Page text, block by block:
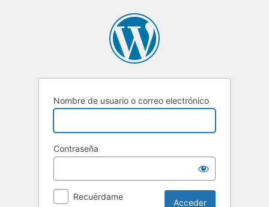
Nombre de usuario o correo electrónico
Contraseña
Recuérdame